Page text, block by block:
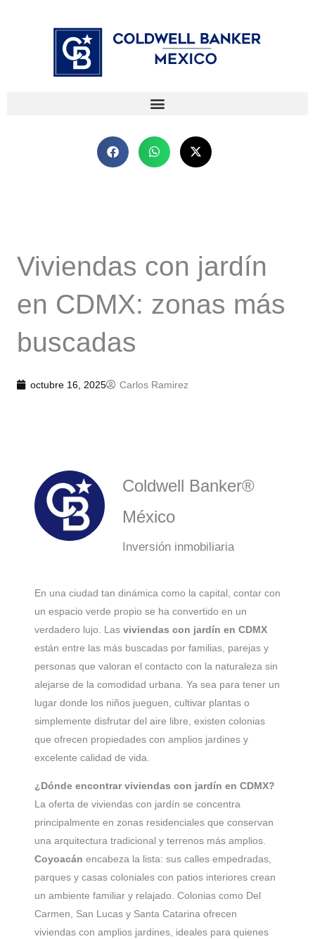
Viviendas con jardín
en CDMX: zonas más
buscadas
octubre 16, 2025 Carlos Ramirez
Coldwell Banker®
México
Inversión inmobiliaria
En una ciudad tan dinámica como la capital, contar con
un espacio verde propio se ha convertido en un
verdadero lujo. Las viviendas con jardín en CDMX
están entre las más buscadas por familias, parejas y
personas que valoran el contacto con la naturaleza sin
alejarse de la comodidad urbana. Ya sea para tener un
lugar donde los niños jueguen, cultivar plantas o
simplemente disfrutar del aire libre, existen colonias
que ofrecen propiedades con amplios jardines y
excelente calidad de vida.
¿Dónde encontrar viviendas con jardín en CDMX?
La oferta de viviendas con jardín se concentra
principalmente en zonas residenciales que conservan
una arquitectura tradicional y terrenos más amplios.
Coyoacán encabeza la lista: sus calles empedradas,
parques y casas coloniales con patios interiores crean
un ambiente familiar y relajado. Colonias como Del
Carmen, San Lucas y Santa Catarina ofrecen
viviendas con amplios jardines, ideales para quienes